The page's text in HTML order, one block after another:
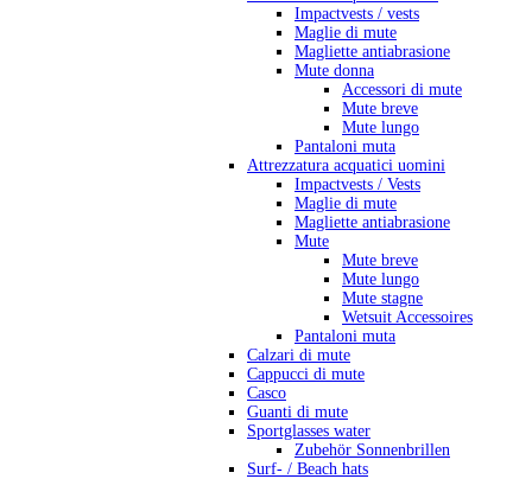
Impactvests / vests
Maglie di mute
Magliette antiabrasione
Mute donna
Accessori di mute
Mute breve
Mute lungo
Pantaloni muta
Attrezzatura acquatici uomini
Impactvests / Vests
Maglie di mute
Magliette antiabrasione
Mute
Mute breve
Mute lungo
Mute stagne
Wetsuit Accessoires
Pantaloni muta
Calzari di mute
Cappucci di mute
Casco
Guanti di mute
Sportglasses water
Zubehör Sonnenbrillen
Surf- / Beach hats